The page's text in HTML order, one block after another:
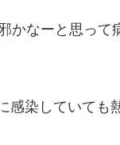
かなーと思っ
感染していても